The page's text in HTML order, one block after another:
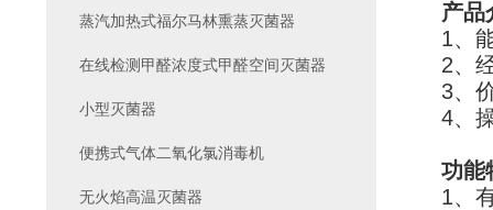
产品
1、
2、
3、
4、
功能
1、
蒸汽加热式福尔马林熏蒸灭菌器
在线检测甲醛浓度式甲醛空间灭菌器
小型灭菌器
便携式气体二氧化氯消毒机
无火焰高温灭菌器